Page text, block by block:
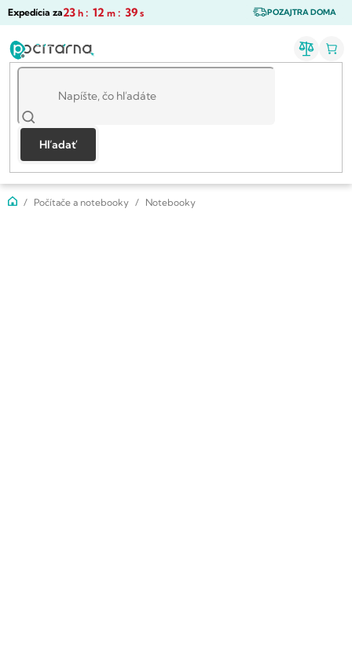
Prejsť
POZAJTRA DOMA
Expedícia za23 h : 12 m : 38 s
Hľadať
DomovPočítače a notebooky Notebooky